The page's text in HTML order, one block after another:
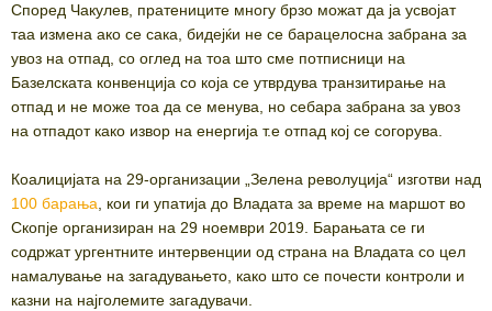
Според Чакулев, пратениците многу брзо можат да ја усвојат
таа измена ако се сака, бидејќи не се барацелосна забрана за
увоз на отпад, со оглед на тоа што сме потписници на
Базелската конвенција со која се утврдува транзитирање на
отпад и не може тоа да се менува, но себара забрана за увоз
на отпадот како извор на енергија т.е отпад кој се согорува.
Коалицијата на 29-организации „Зелена револуција“ изготви над
100 барања , кои ги упатија до Владата за време на маршот во
Скопје организиран на 29 ноември 2019. Барањата се ги
содржат ургентните интервенции од страна на Владата со цел
намалување на загадувањето, како што се почести контроли и
казни на најголемите загадувачи.